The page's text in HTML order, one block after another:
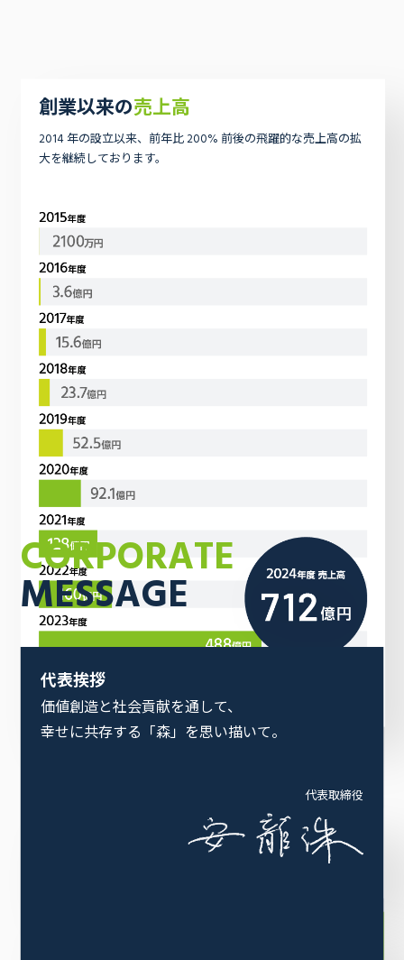
企業情報
CORPORATE
MESSAGE
代表挨拶
価値創造と社会貢献を通して、
幸せに共存する「森」を思い描いて。
代表取締役
創業以来の売上高
2014 年の設立以来、前年比 200% 前後の飛躍的な売上高の拡
大を継続しております。